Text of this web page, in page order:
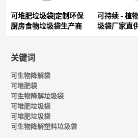
选择我们的可生物降解垃圾
我们的大号可堆肥垃圾袋在工业堆肥中
降解，在家中则需要
可堆肥垃圾袋|定制环保
厨房食物垃圾袋生产商
可持续 - 植
圾袋厂家直
关键词
可生物降解袋
可堆肥袋
可生物降解垃圾袋
可堆肥垃圾袋
可堆肥垃圾袋
可生物降解塑料垃圾袋